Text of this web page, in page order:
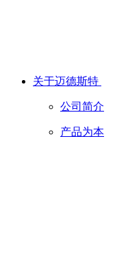
关于迈德斯特
公司简介
产品为本